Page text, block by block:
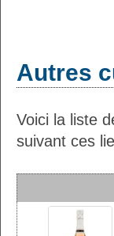
Autres
Voici la liste
suivant ces